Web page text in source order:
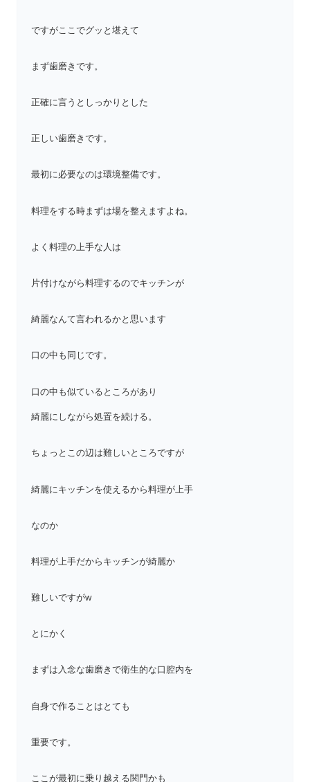
ですがここでグッと堪えて
まず歯磨きです。
正確に言うとしっかりとした
正しい歯磨きです。
最初に必要なのは環境整備です。
料理をする時まずは場を整えますよね。
よく料理の上手な人は
片付けながら料理するのでキッチンが
綺麗なんて言われるかと思います
口の中も同じです。
口の中も似ているところがあり
綺麗にしながら処置を続ける。
ちょっとこの辺は難しいところですが
綺麗にキッチンを使えるから料理が上手
なのか
料理が上手だからキッチンが綺麗か
難しいですがw
とにかく
まずは入念な歯磨きで衛生的な口腔内を
自身で作ることはとても
重要です。
ここが最初に乗り越える関門かも